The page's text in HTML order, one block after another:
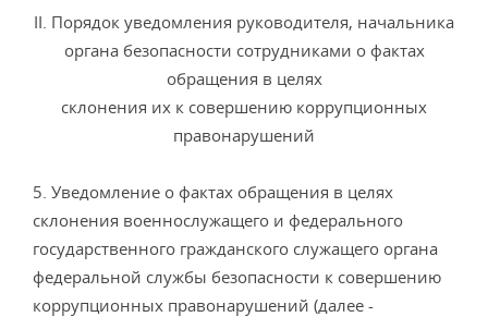
II. Порядок уведомления руководителя, начальника
органа безопасности сотрудниками о фактах
обращения в целях
склонения их к совершению коррупционных
правонарушений
5. Уведомление о фактах обращения в целях
склонения военнослужащего и федерального
государственного гражданского служащего органа
федеральной службы безопасности к совершению
коррупционных правонарушений (далее -